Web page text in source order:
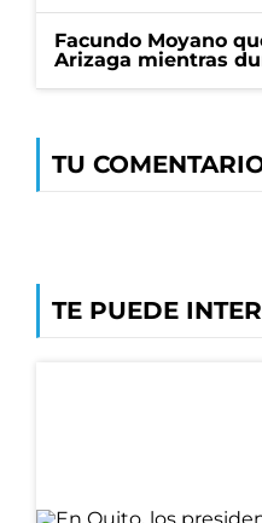
Facundo Moyano
Arizaga mientras
TU
TE PUEDE